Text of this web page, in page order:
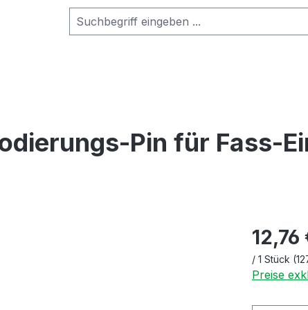
Pin für Fass-
12,76
/ 1 Stück
Preise